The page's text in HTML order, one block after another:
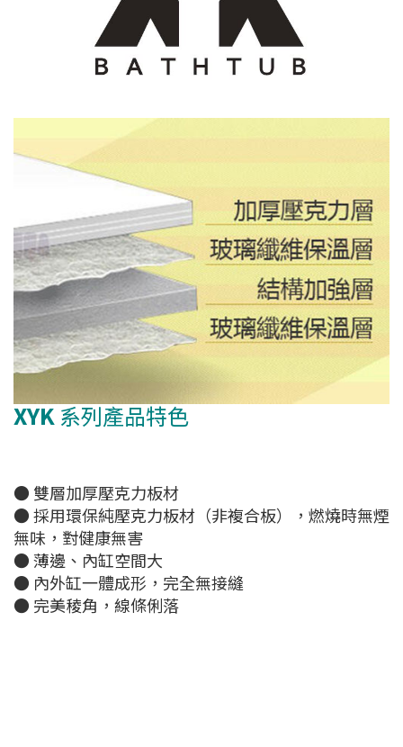
XYK 系列產品特色
● 雙層加厚壓克力板材
● 採用環保純壓克力板材（非複合板），燃燒時無煙
無味，對健康無害
● 薄邊、內缸空間大
● 內外缸一體成形，完全無接縫
● 完美稜角，線條俐落